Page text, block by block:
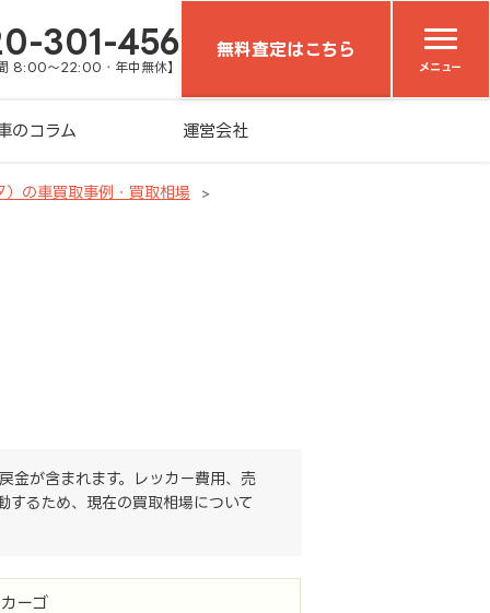
301-456
8:00～22:00・年中無休】
無料査定はこちら
メニュー
のコラム 運営会社
）の車買取事例・買取相場
金が含まれます。レッカー費用、売
するため、現在の買取相場について
ーゴ